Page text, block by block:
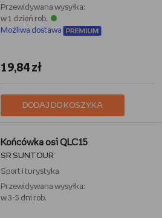
Przewidywana wysyłka:
w 1 dzień rob.
Możliwa dostawa
19,84 zł
DODAJ DO KOSZYKA
Końcówka osi QLC15
SR SUNTOUR
Sport i turystyka
Przewidywana wysyłka:
w 3-5 dni rob.